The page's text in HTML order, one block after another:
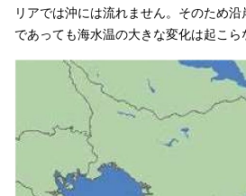
リアでは沖には流れません。そのため
であっても海水温の大きな変化は起こら